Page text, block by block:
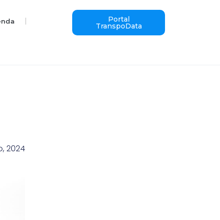
Portal
TranspoData
2024